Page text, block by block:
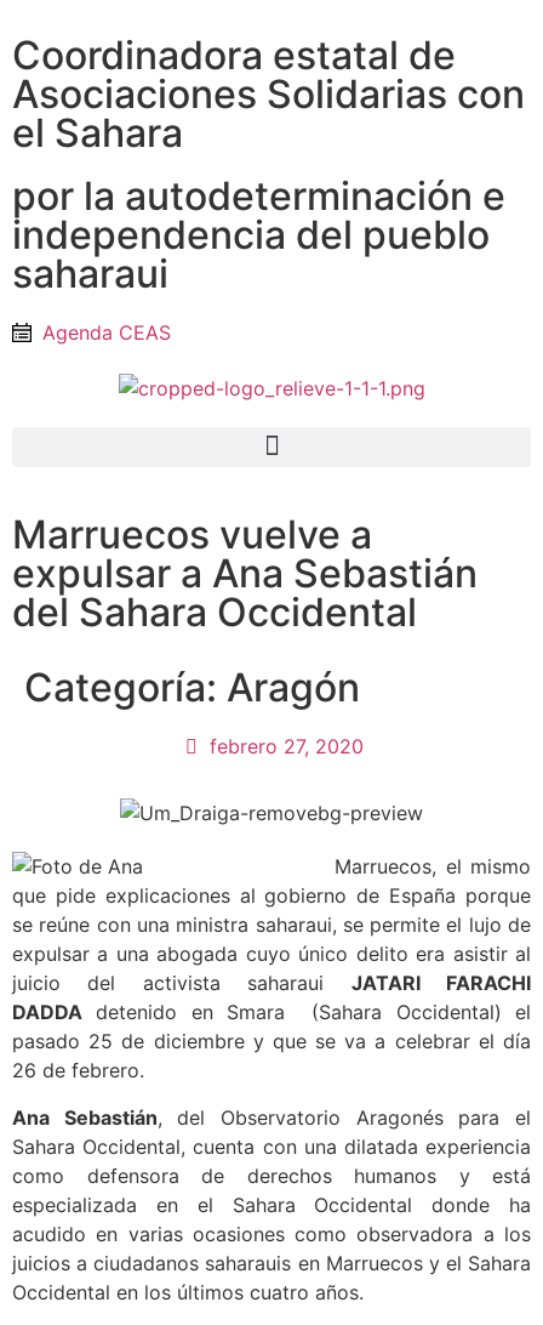
Coordinadora estatal de
Asociaciones Solidarias con
el Sahara
por la autodeterminación e
independencia del pueblo
saharaui
Agenda CEAS
Marruecos vuelve a
expulsar a Ana Sebastián
del Sahara Occidental
Categoría: Aragón
febrero 27, 2020
Marruecos, el mismo
que pide explicaciones al gobierno de España porque
se reúne con una ministra saharaui, se permite el lujo de
expulsar a una abogada cuyo único delito era asistir al
juicio del activista saharaui JATARI FARACHI
DADDA detenido en Smara (Sahara Occidental) el
pasado 25 de diciembre y que se va a celebrar el día
26 de febrero.
Ana Sebastián, del Observatorio Aragonés para el
Sahara Occidental, cuenta con una dilatada experiencia
como defensora de derechos humanos y está
especializada en el Sahara Occidental donde ha
acudido en varias ocasiones como observadora a los
juicios a ciudadanos saharauis en Marruecos y el Sahara
Occidental en los últimos cuatro años.